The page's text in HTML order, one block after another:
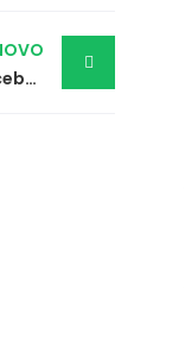
Cozinheira humilhada no trabalho receberá indenização por assédio moral